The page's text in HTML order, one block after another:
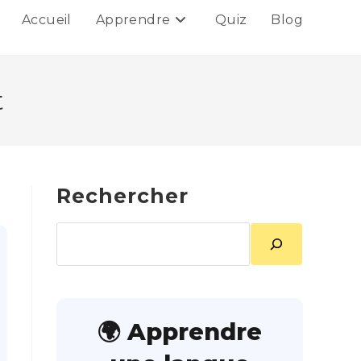
Accueil Apprendre Quiz Blog
Rechercher
🌍 Apprendre